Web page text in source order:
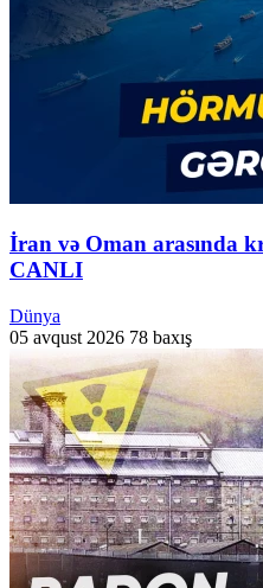
İran və Oman arasında
CANLI
Dünya
05 avqust 2026 78 baxış